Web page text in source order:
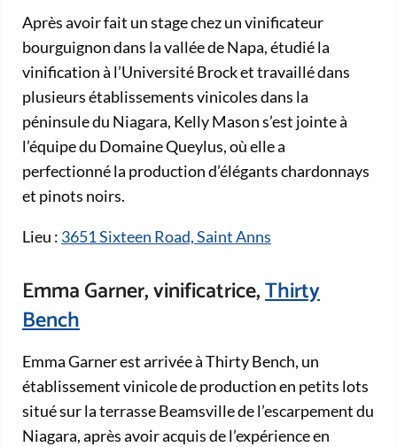
Après avoir fait un stage chez un vinificateur
bourguignon dans la vallée de Napa, étudié la
vinification à l’Université Brock et travaillé dans
plusieurs établissements vinicoles dans la
péninsule du Niagara, Kelly Mason s’est jointe à
l’équipe du Domaine Queylus, où elle a
perfectionné la production d’élégants chardonnays
et pinots noirs.
Lieu : 3651 Sixteen Road, Saint Anns
Emma Garner, vinificatrice,Thirty
Bench
Emma Garner est arrivée à Thirty Bench, un
établissement vinicole de production en petits lots
situé sur la terrasse Beamsville de l’escarpement du
Niagara, après avoir acquis de l’expérience en